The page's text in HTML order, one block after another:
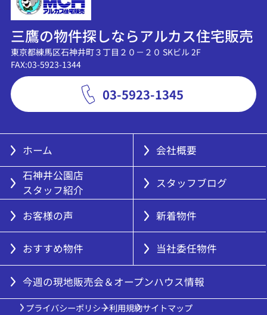
三鷹の物件探しならアルカス住宅販売
東京都練馬区石神井町３丁目２０－２０ SKビル 2F
FAX:03-5923-1344
03-5923-1345
ホーム
会社概要
石神井公園店
スタッフ紹介
スタッフブログ
お客様の声 新着物件
おすすめ物件 当社委任物件
今週の現地販売会＆オープンハウス情報
プライバシーポリシー利用規約サイトマップ